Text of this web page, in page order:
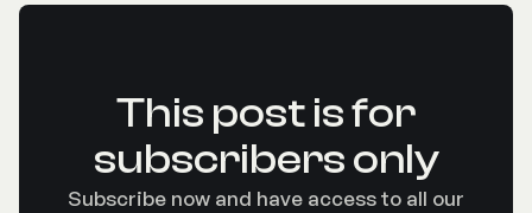
This post is for
subscribers only
Subscribe now and have access to all our